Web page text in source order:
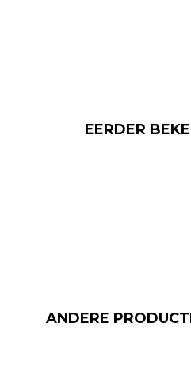
EERDER
ANDERE